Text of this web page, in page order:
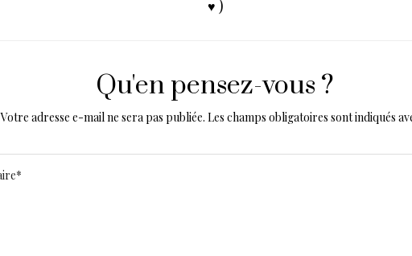
Qu'en pensez-vous ?
Votre adresse e-mail ne sera pas publiée. Les champs obligatoires sont indiqués